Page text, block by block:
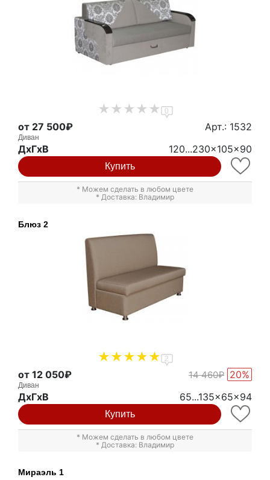
0
от 27 500₽ Арт.: 1532
Диван
ДxГxВ 120...230x105x90
Купить
* Можем сделать в любом цвете
* Доставка: Владимир
Блюз 2
2
от 12 050₽ 14 460₽ 20%
Диван
ДxГxВ 65...135x65x94
Купить
* Можем сделать в любом цвете
* Доставка: Владимир
Мираэль 1